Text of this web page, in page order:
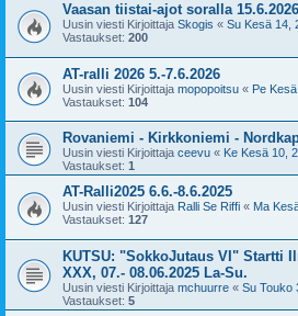
Vaasan tiistai-ajot soralla 15.6.2026
Uusin viesti Kirjoittaja Skogis « Su Kesä 14,
Vastaukset: 200
AT-ralli 2026 5.-7.6.2026
Uusin viesti Kirjoittaja mopopoitsu « Pe
Vastaukset: 104
Rovaniemi - Kirkkoniemi -
Uusin viesti Kirjoittaja ceevu « Ke Kesä 10,
Vastaukset: 1
AT-Ralli2025 6.6.-8.6.2025
Uusin viesti Kirjoittaja Ralli Se Riffi « Ma
Vastaukset: 127
KUTSU: "SokkoJutaus VI" Startti
XXX, 07.- 08.06.2025 La-Su.
Uusin viesti Kirjoittaja mchuurre « Su Touko
Vastaukset: 5